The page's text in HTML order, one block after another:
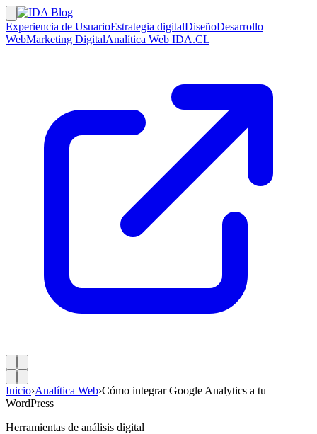
Experiencia de UsuarioEstrategia digitalDiseñoDesarrollo
WebMarketing DigitalAnalítica Web IDA.CL
Inicio›Analítica Web›Cómo integrar Google Analytics a tu
WordPress
Herramientas de análisis digital